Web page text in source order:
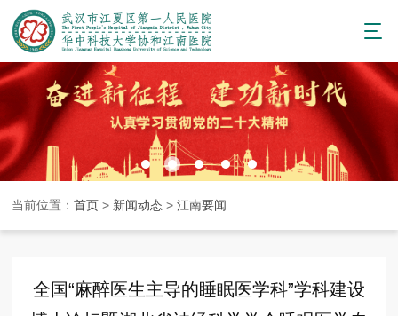
当前位置：首页 > 新闻动态 >江南要闻
全国“麻醉医生主导的睡眠医学科”学科建设